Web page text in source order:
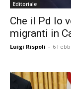
Editoriale
Che il Pd lo
migranti in
Luigi Rispoli - 6